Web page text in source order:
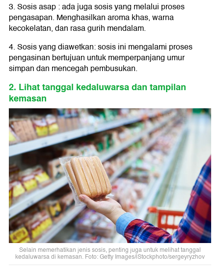
3. Sosis asap : ada juga sosis yang melalui proses
pengasapan. Menghasilkan aroma khas, warna
kecokelatan, dan rasa gurih mendalam.
4. Sosis yang diawetkan: sosis ini mengalami proses
pengasinan bertujuan untuk memperpanjang umur
simpan dan mencegah pembusukan.
2. Lihat tanggal kedaluwarsa dan tampilan
kemasan
Selain memerhatikan jenis sosis, penting juga untuk melihat tanggal
kedaluwarsa di kemasan. Foto: Getty Images/iStockphoto/sergeyryzhov